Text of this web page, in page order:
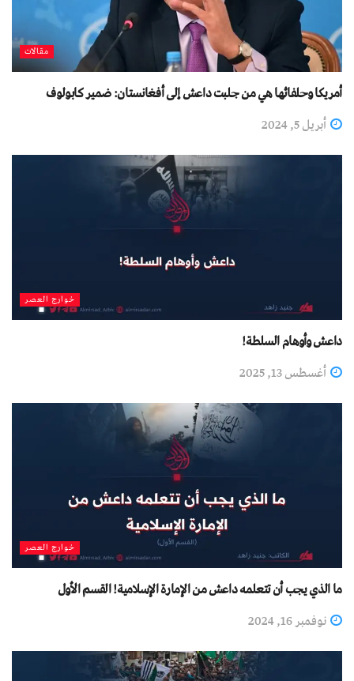
مقالات
أمريكا وحلفائها هي من جلبت داعش إلى أفغانستان: ضمیر کابولوف
أبريل 5, 2024
خوارج العصر
داعش وأوهام السلطة!
أغسطس 13, 2025
خوارج العصر
ما الذي يجب أن تتعلمه داعش من الإمارة الإسلامية! القسم الأول
نوفمبر 16, 2024